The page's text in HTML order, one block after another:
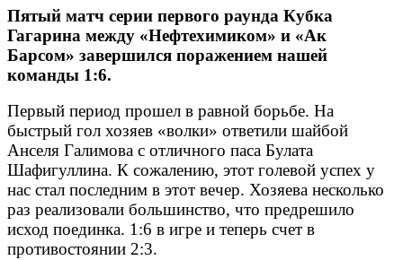
Пятый матч серии первого раунда Кубка
Гагарина между «Нефтехимиком» и «Ак
Барсом» завершился поражением нашей
команды 1:6.
Первый период прошел в равной борьбе. На
быстрый гол хозяев «волки» ответили шайбой
Анселя Галимова с отличного паса Булата
Шафигуллина. К сожалению, этот голевой успех у
нас стал последним в этот вечер. Хозяева несколько
раз реализовали большинство, что предрешило
исход поединка. 1:6 в игре и теперь счет в
противостоянии 2:3.